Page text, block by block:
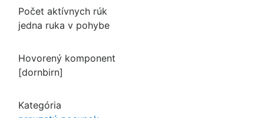
Počet aktívnych rúk
jedna ruka v pohybe
Hovorený komponent
[dornbirn]
Kategória